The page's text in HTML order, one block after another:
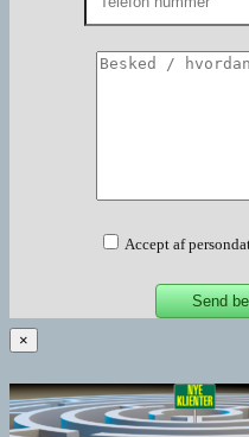
Accept af
×